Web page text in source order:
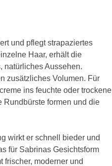
und pflegt strapaziertes
Haar, erhält die
natürliches Aussehen.
zusätzliches Volumen. Für
ins feuchte oder trockene
Rundbürste formen und die
wirkt er schnell bieder und
für Sabrinas Gesichtsform
frischer, moderner und